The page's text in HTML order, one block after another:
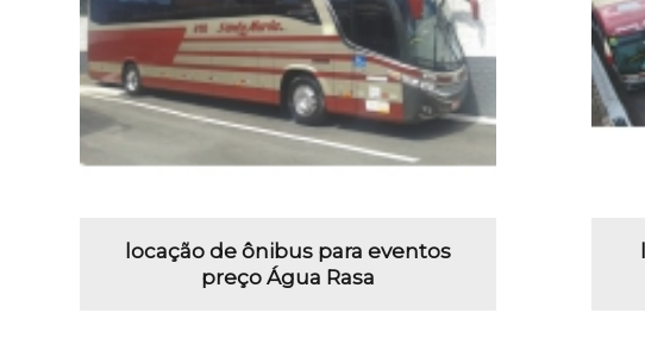
locação de ônibus para eventos
preço Água Rasa